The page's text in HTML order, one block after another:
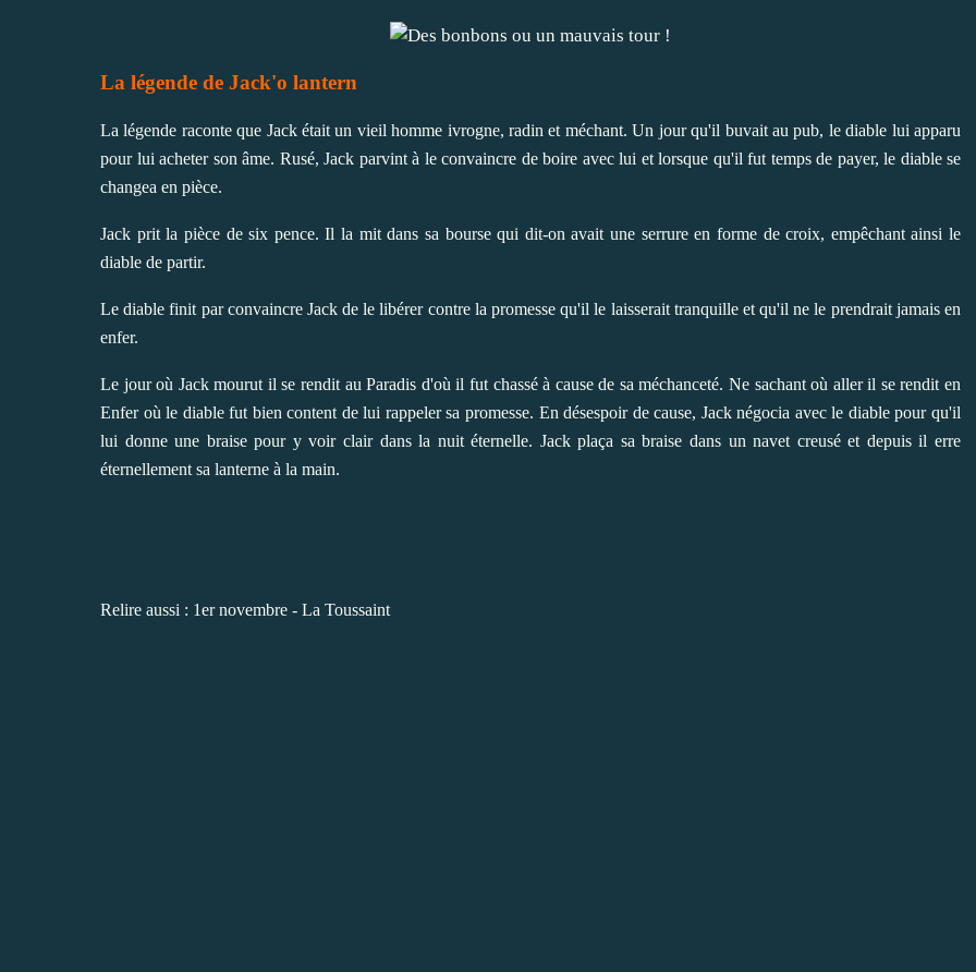
La légende de Jack'o lantern
La légende raconte que Jack était un vieil homme ivrogne, radin et méchant. Un jour qu'il buvait au pub, le diable lui apparu
pour lui acheter son âme. Rusé, Jack parvint à le convaincre de boire avec lui et lorsque qu'il fut temps de payer, le diable se
changea en pièce.
Jack prit la pièce de six pence. Il la mit dans sa bourse qui dit-on avait une serrure en forme de croix, empêchant ainsi le
diable de partir.
Le diable finit par convaincre Jack de le libérer contre la promesse qu'il le laisserait tranquille et qu'il ne le prendrait jamais en
enfer.
Le jour où Jack mourut il se rendit au Paradis d'où il fut chassé à cause de sa méchanceté. Ne sachant où aller il se rendit en
Enfer où le diable fut bien content de lui rappeler sa promesse. En désespoir de cause, Jack négocia avec le diable pour qu'il
lui donne une braise pour y voir clair dans la nuit éternelle. Jack plaça sa braise dans un navet creusé et depuis il erre
éternellement sa lanterne à la main.
Relire aussi : 1er novembre - La Toussaint